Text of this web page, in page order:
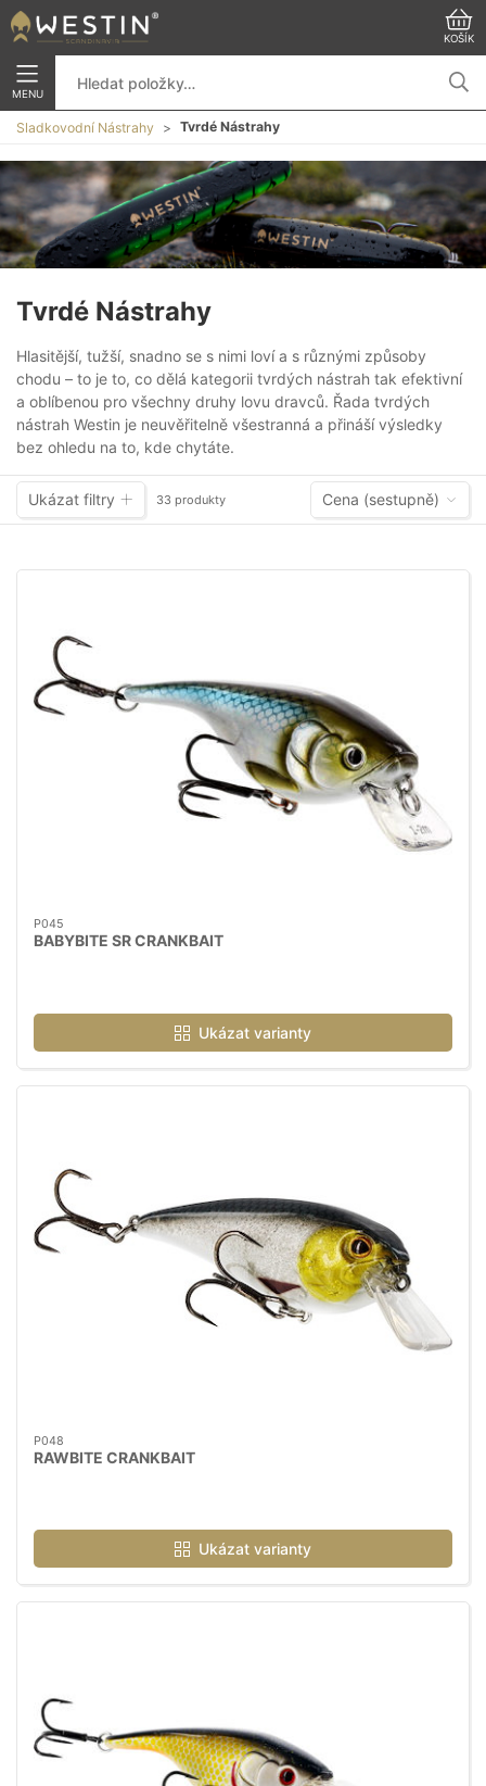
KOŠÍK
MENU
Sladkovodní Nástrahy Tvrdé Nástrahy
Tvrdé Nástrahy
Hlasitější, tužší, snadno se s nimi loví a s různými způsoby
chodu – to je to, co dělá kategorii tvrdých nástrah tak efektivní
a oblíbenou pro všechny druhy lovu dravců. Řada tvrdých
nástrah Westin je neuvěřitelně všestranná a přináší výsledky
bez ohledu na to, kde chytáte.
Ukázat filtry 33 produkty Cena (sestupně)
P045
BABYBITE SR CRANKBAIT
Ukázat varianty
P048
RAWBITE CRANKBAIT
Ukázat varianty